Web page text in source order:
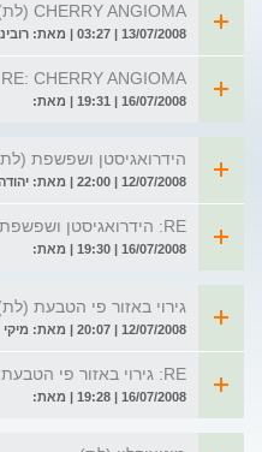
CHERRY ANGIOMA (לת)
13/07/2008 | 03:27 | מאת: רוביניו
RE: CHERRY ANGIOMA
16/07/2008 | 19:31 | מאת:
הידרואגיסטן ושפשפת
12/07/2008 | 22:00 | מאת: יהודה
RE: הידרואגיסטן ושפשפת
16/07/2008 | 19:30 | מאת:
גירוי באזור פי הטבעת
12/07/2008 | 20:07 | מאת: מיקי
RE: גירוי באזור פי הטבעת
16/07/2008 | 19:28 | מאת: